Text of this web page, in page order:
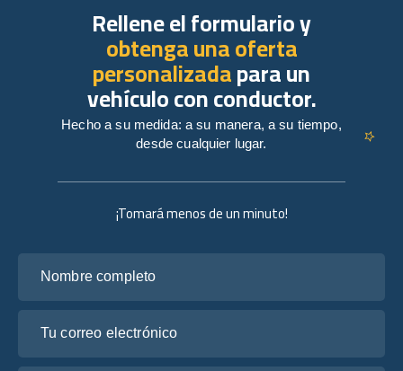
¡Tomará menos de un minuto!
Rellene el formulario y
obtenga una oferta
personalizadapara un
vehículo con conductor.
Hecho a su medida: a su manera, a su tiempo,
desde cualquier lugar.